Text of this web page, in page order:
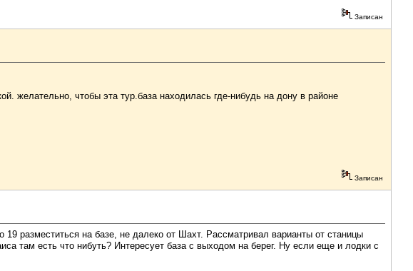
Записан
желательно, чтобы эта тур.база находилась где-нибудь на дону в районе
Записан
разместиться на базе, не далеко от Шахт. Рассматривал варианты от станицы
там есть что нибуть? Интересует база с выходом на берег. Ну если еще и лодки с